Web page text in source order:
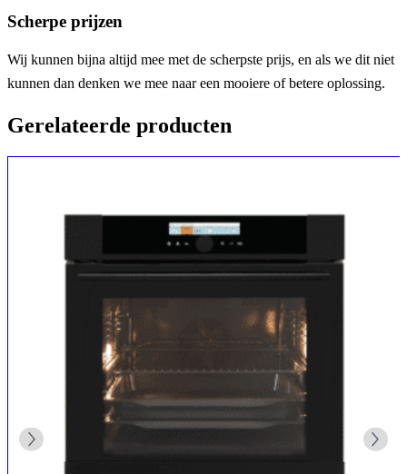
Scherpe prijzen
Wij kunnen bijna altijd mee met de scherpste prijs, en als we dit niet
kunnen dan denken we mee naar een mooiere of betere oplossing.
Gerelateerde producten